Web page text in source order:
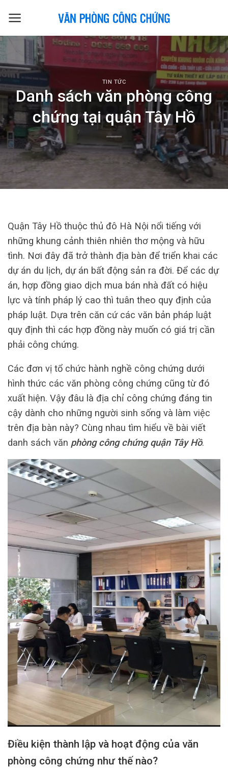
TIN TỨC
Danh sách văn phòng công
chứng tại quận Tây Hồ
Quận Tây Hồ thuộc thủ đô Hà Nội nổi tiếng với
những khung cảnh thiên nhiên thơ mộng và hữu
tình. Nơi đây đã trở thành địa bàn để triển khai các
dự án du lịch, dự án bất động sản ra đời. Để các dự
án, hợp đồng giao dịch mua bán nhà đất có hiệu
lực và tính pháp lý cao thì tuân theo quy định của
pháp luật. Dựa trên căn cứ các văn bản pháp luật
quy định thì các hợp đồng này muốn có giá trị cần
phải công chứng.
Các đơn vị tổ chức hành nghề công chứng dưới
hình thức các văn phòng công chứng cũng từ đó
xuất hiện. Vậy đâu là địa chỉ công chứng đáng tin
cậy dành cho những người sinh sống và làm việc
trên địa bàn này? Cùng nhau tìm hiểu về bài viết
danh sách văn phòng công chứng quận Tây Hồ.
Điều kiện thành lập và hoạt động của văn
phòng công chứng như thế nào?